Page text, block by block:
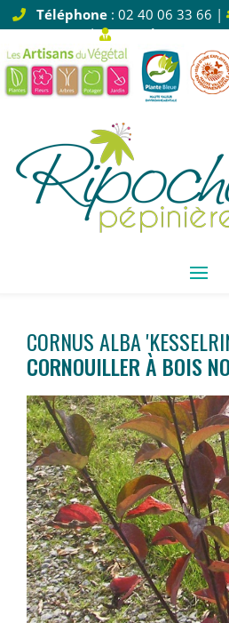
Téléphone: 02 40 06 33 66 |
Tapez 1 |
Service pro:
CORNUS ALBA
CORNOUILLER À BOIS